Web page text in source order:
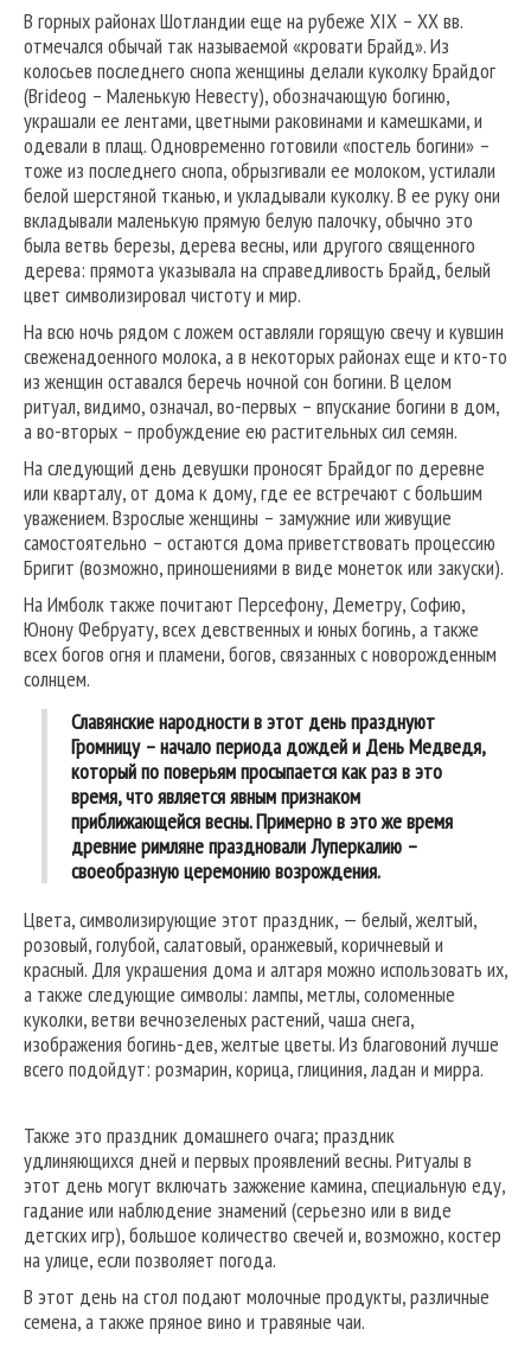
В горных районах Шотландии еще на рубеже XIX – XX вв.
отмечался обычай так называемой «кровати Брайд». Из
колосьев последнего снопа женщины делали куколку Брайдог
(Brideog – Маленькую Невесту), обозначающую богиню,
украшали ее лентами, цветными раковинами и камешками, и
одевали в плащ. Одновременно готовили «постель богини» –
тоже из последнего снопа, обрызгивали ее молоком, устилали
белой шерстяной тканью, и укладывали куколку. В ее руку они
вкладывали маленькую прямую белую палочку, обычно это
была ветвь березы, дерева весны, или другого священного
дерева: прямота указывала на справедливость Брайд, белый
цвет символизировал чистоту и мир.
На всю ночь рядом с ложем оставляли горящую свечу и кувшин
свеженадоенного молока, а в некоторых районах еще и кто-то
из женщин оставался беречь ночной сон богини. В целом
ритуал, видимо, означал, во-первых – впускание богини в дом,
а во-вторых – пробуждение ею растительных сил семян.
На следующий день девушки проносят Брайдог по деревне
или кварталу, от дома к дому, где ее встречают с большим
уважением. Взрослые женщины – замужние или живущие
самостоятельно – остаются дома приветствовать процессию
Бригит (возможно, приношениями в виде монеток или закуски).
На Имболк также почитают Персефону, Деметру, Софию,
Юнону Фебруату, всех девственных и юных богинь, а также
всех богов огня и пламени, богов, связанных с новорожденным
солнцем.
Славянские народности в этот день празднуют
Громницу – начало периода дождей и День Медведя,
который по поверьям просыпается как раз в это
время, что является явным признаком
приближающейся весны. Примерно в это же время
древние римляне праздновали Луперкалию –
своеобразную церемонию возрождения.
Цвета, символизирующие этот праздник, — белый, желтый,
розовый, голубой, салатовый, оранжевый, коричневый и
красный. Для украшения дома и алтаря можно использовать их,
а также следующие символы: лампы, метлы, соломенные
куколки, ветви вечнозеленых растений, чаша снега,
изображения богинь-дев, желтые цветы. Из благовоний лучше
всего подойдут: розмарин, корица, глициния, ладан и мирра.
Также это праздник домашнего очага; праздник
удлиняющихся дней и первых проявлений весны. Ритуалы в
этот день могут включать зажжение камина, специальную еду,
гадание или наблюдение знамений (серьезно или в виде
детских игр), большое количество свечей и, возможно, костер
на улице, если позволяет погода.
В этот день на стол подают молочные продукты, различные
семена, а также пряное вино и травяные чаи.